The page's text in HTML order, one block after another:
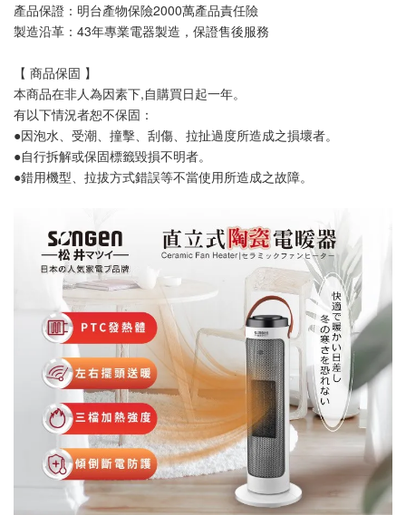
產品保證：明台產物保險2000萬產品責任險
製造沿革：43年專業電器製造，保證售後服務
【 商品保固 】
本商品在非人為因素下,自購買日起一年。
有以下情況者恕不保固：
●因泡水、受潮、撞擊、刮傷、拉扯過度所造成之損壞者。
●自行拆解或保固標籤毀損不明者。
●錯用機型、拉拔方式錯誤等不當使用所造成之故障。